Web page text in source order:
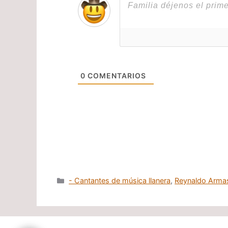
0 COMENTARIOS
Categorías
- Cantantes de música llanera, Reynaldo